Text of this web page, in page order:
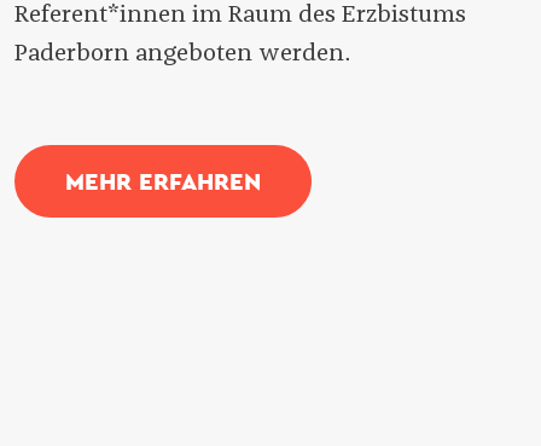
Referent*innen im Raum des Erzbistums
Paderborn angeboten werden.
MEHR ERFAHREN